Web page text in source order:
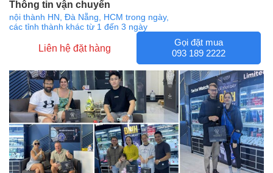
Thông tin vận chuyển
nội thành HN, Đà Nẵng, HCM trong ngày,
các tỉnh thành khác từ 1 đến 3 ngày
Liên hệ đặt hàng
Gọi đặt mua
093 189 2222